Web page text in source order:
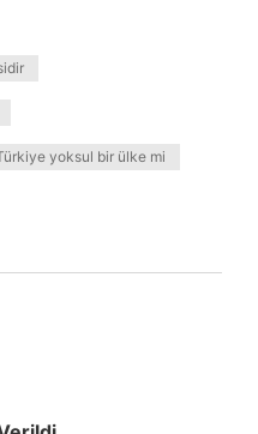
yoksul bir ülke mi